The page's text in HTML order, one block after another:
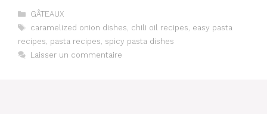
Catégories
GÂTEAUX
Étiquettes
caramelized onion dishes, chili oil recipes, easy pasta
recipes, pasta recipes, spicy pasta dishes
Laisser un commentaire